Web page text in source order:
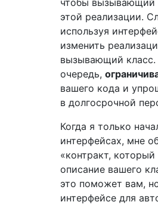
этой реализации.
используя
изменить
вызывающий класс.
очередь,
вашего кода и
в долгосрочной
Когда я только
интерфейсах, мне
«контракт,
описание вашего
это поможет вам,
интерфейсе для